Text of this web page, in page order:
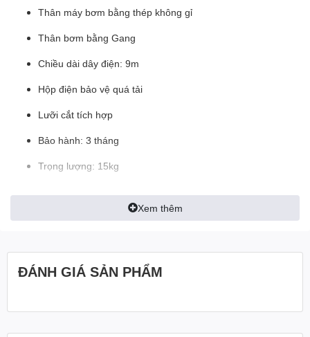
Thân máy bơm bằng thép không gỉ
Thân bơm bằng Gang
Chiều dài dây điện: 9m
Hộp điện bảo vệ quá tải
Lưỡi cắt tích hợp
Bảo hành: 3 tháng
Trọng lượng: 15kg
Xem thêm
ĐÁNH GIÁ SẢN PHẨM